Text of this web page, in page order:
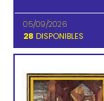
05/09/2026
28 DISPONIBLES